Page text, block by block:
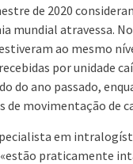
de 2020
mundial atravessa.
ao mesmo
por unidade
do ano passado,
de movimentação de
em
praticamente